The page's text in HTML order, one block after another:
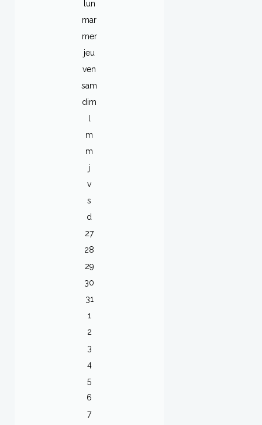
lun
mar
mer
jeu
ven
sam
dim
m
m
j
v
s
d
27
28
29
30
31
1
2
3
4
5
6
7